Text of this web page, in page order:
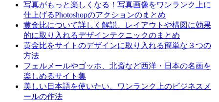
写真がもっと楽しくなる！写真画像をワンランク上に
仕上げるPhotoshopのアクションのまとめ
黄金比について詳しく解説、レイアウトや構図に効果
的に取り入れるデザインテクニックのまとめ
黄金比をサイトのデザインに取り入れる簡単な３つの
方法
フェルメールやゴッホ、北斎など西洋・日本の名画を
楽しめるサイト集
美しい日本語を使いたい、ワンランク上のビジネスメ
ールの作法